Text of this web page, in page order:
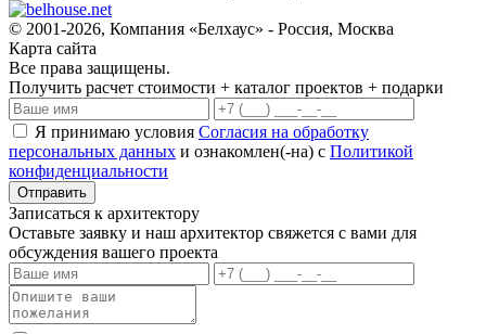
© 2001-2026, Компания «Белхаус» - Россия, Москва
Карта сайта
Все права защищены.
Получить расчет стоимости + каталог проектов + подарки
Я принимаю условия Согласия на обработку
персональных данных и ознакомлен(-на) с Политикой
конфиденциальности
Записаться к архитектору
Оставьте заявку и наш архитектор свяжется с вами для
обсуждения вашего проекта